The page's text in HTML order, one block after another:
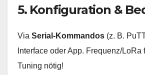
5. Konfiguration &
Via Serial-Kommandos (z. B.
Interface oder App. Frequenz/LoRa
Tuning nötig!